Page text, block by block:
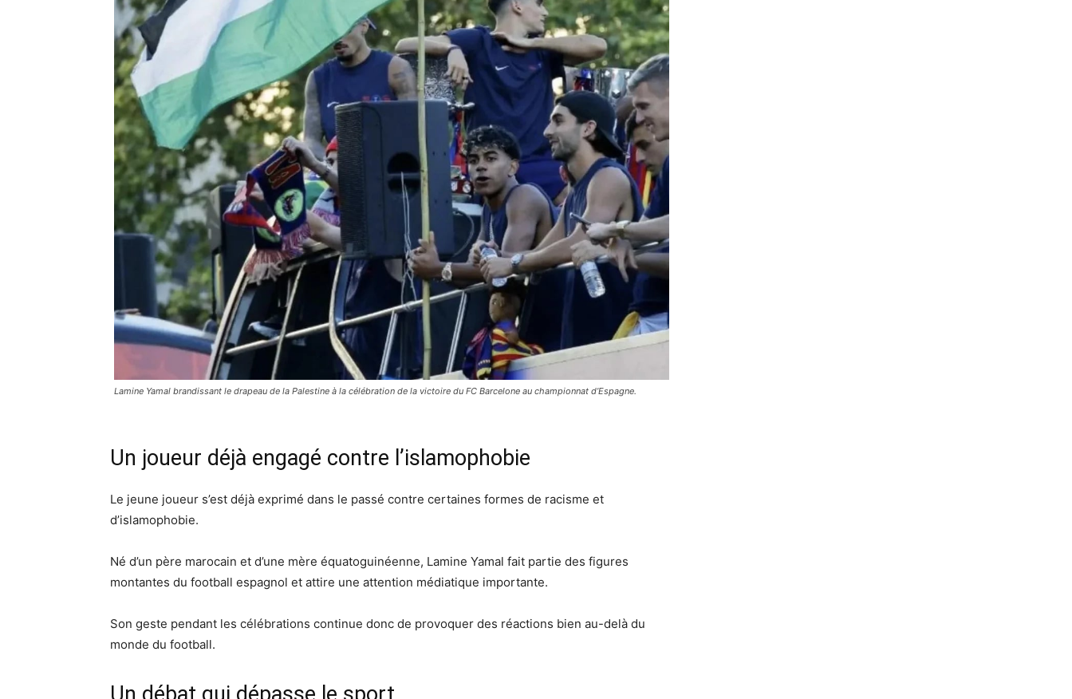
Lamine Yamal brandissant le drapeau de la Palestine à la célébration de la victoire du FC Barcelone au championnat d’Espagne.
Un joueur déjà engagé contre l’islamophobie
Le jeune joueur s’est déjà exprimé dans le passé contre certaines formes de racisme et
d’islamophobie.
Né d’un père marocain et d’une mère équatoguinéenne, Lamine Yamal fait partie des figures
montantes du football espagnol et attire une attention médiatique importante.
Son geste pendant les célébrations continue donc de provoquer des réactions bien au-delà du
monde du football.